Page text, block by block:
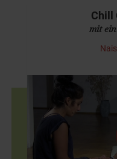
Chill
mit
In diesem Video
Zeit für Dich und das
liegt der Fokus